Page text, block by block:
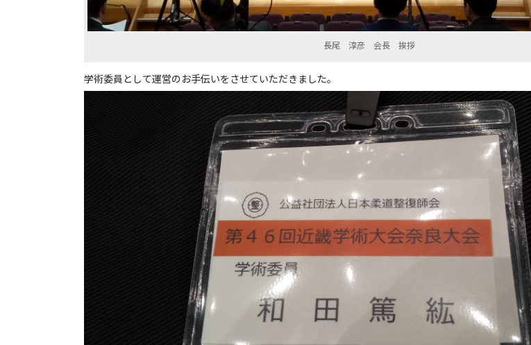
長尾 淳彦 会長 挨拶
学術委員として運営のお手伝いをさせていただきました。